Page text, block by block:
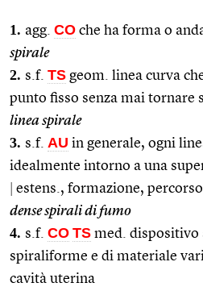
1. agg. CO che ha forma o
spirale
2. s.f. TS geom. linea curva
punto fisso senza mai tornare
linea spirale
3. s.f. AU in generale, ogni
idealmente intorno a una
estens., formazione,
dense spirali di fumo
4. s.f. CO TS med. dispositivo
spiraliforme e di materiale
cavità uterina